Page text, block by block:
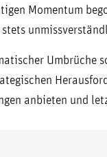
Momentum
Umbrüche
anbieten und